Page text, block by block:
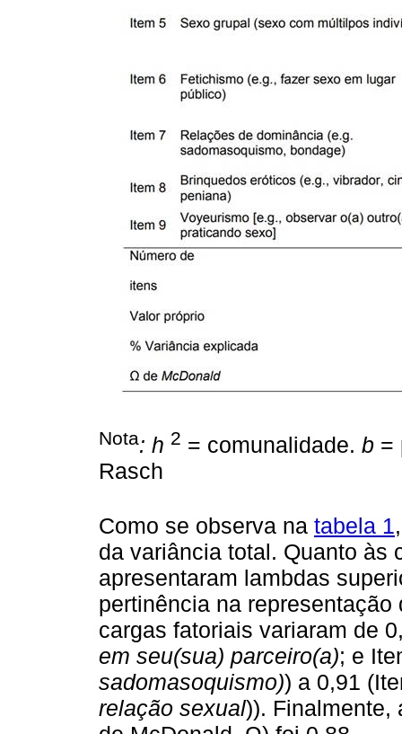
Nota: h 2 = comunalidade. b =
Rasch
Como se observa na tabela 1
da variância total. Quanto às
apresentaram lambdas
pertinência na
cargas fatoriais variaram de
em seu(sua) parceiro(a); e
sadomasoquismo)) a 0,91
relação sexual)). Finalmente,